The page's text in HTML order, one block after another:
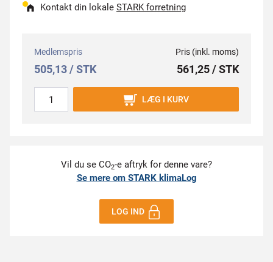
Kontakt din lokale STARK forretning
Medlemspris
505,13 / STK
Pris (inkl. moms)
561,25 / STK
LÆG I KURV
Vil du se CO2-e aftryk for denne vare?
Se mere om STARK klimaLog
LOG IND